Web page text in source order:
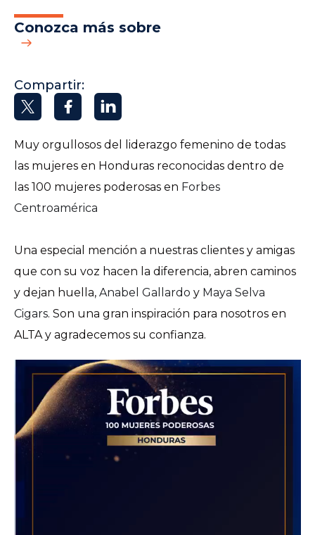
Conozca más sobre
Compartir:
Muy orgullosos del liderazgo femenino de todas
las mujeres en Honduras reconocidas dentro de
las 100 mujeres poderosas en Forbes
Centroamérica
Una especial mención a nuestras clientes y amigas
que con su voz hacen la diferencia, abren caminos
y dejan huella, Anabel Gallardo y Maya Selva
Cigars. Son una gran inspiración para nosotros en
ALTA y agradecemos su confianza.